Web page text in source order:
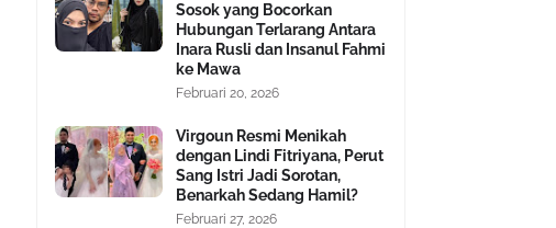
Sosok yang Bocorkan
Hubungan Terlarang Antara
Inara Rusli dan Insanul Fahmi
ke Mawa
Februari 20, 2026
Virgoun Resmi Menikah
dengan Lindi Fitriyana, Perut
Sang Istri Jadi Sorotan,
Benarkah Sedang Hamil?
Februari 27, 2026